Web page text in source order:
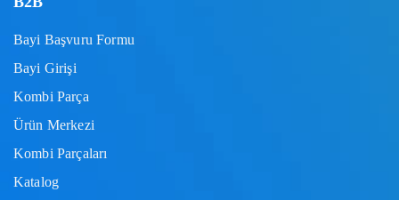
Bayi Başvuru Formu
Bayi Girişi
Kombi Parça
Ürün Merkezi
Kombi Parçaları
Katalog